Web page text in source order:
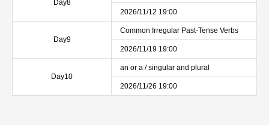
Day8
2026/11/12 19:00
Day9
Common Irregular Past-Tense Verbs
2026/11/19 19:00
Day10
an or a / singular and plural
2026/11/26 19:00